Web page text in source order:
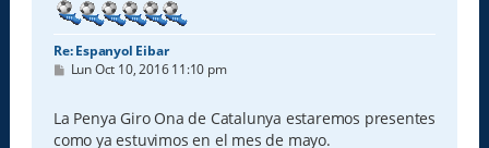
Re: Espanyol Eibar
M
s
a
Lun Oct 10, 2016 11:10 pm
La Penya Giro Ona de Catalunya estaremos presentes
como ya estuvimos en el mes de mayo.